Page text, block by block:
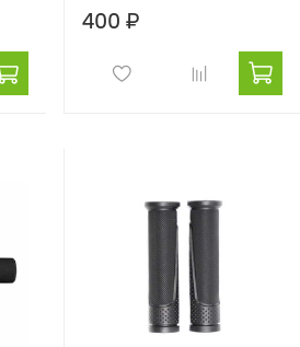
400 ₽